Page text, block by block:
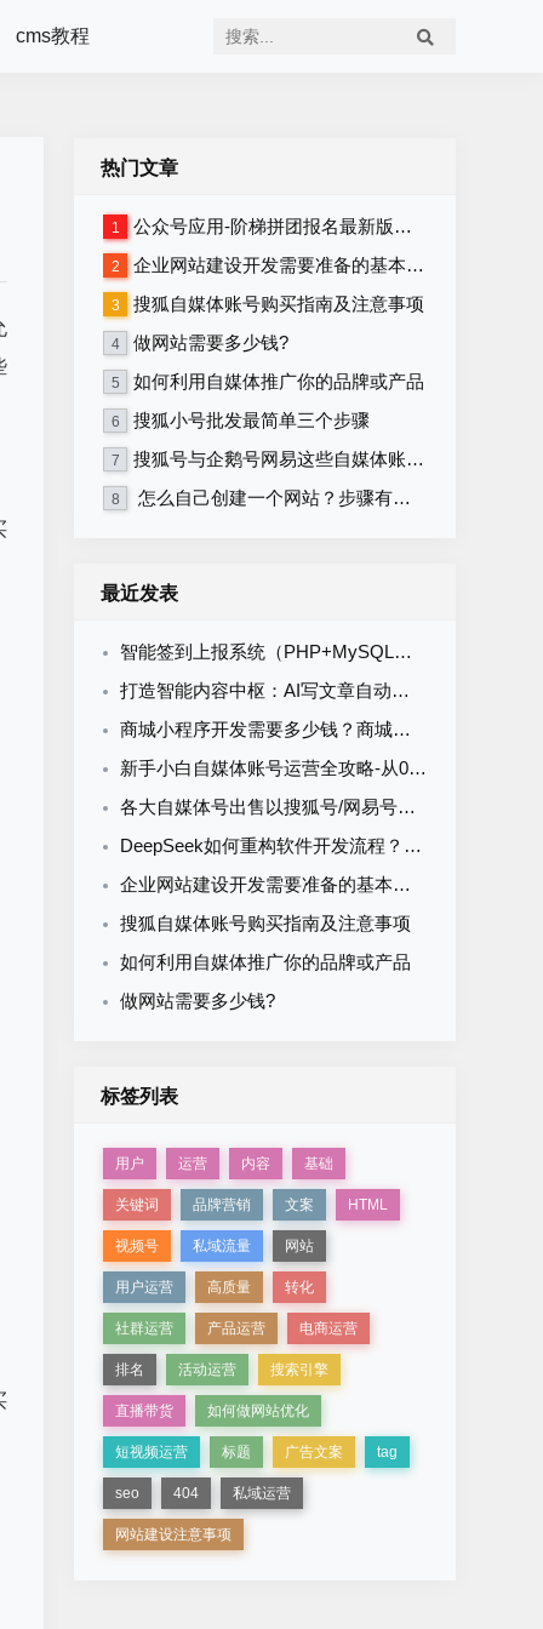
cms教程
热门文章
1 公众号应用-阶梯拼团报名最新版本源码程序
2 企业网站建设开发需要准备的基本资料
3 搜狐自媒体账号购买指南及注意事项
4 做网站需要多少钱?
5 如何利用自媒体推广你的品牌或产品
6 搜狐小号批发最简单三个步骤
7 搜狐号与企鹅号网易这些自媒体账号在哪里购买？
8 怎么自己创建一个网站？步骤有哪些？
最近发表
智能签到上报系统（PHP+MySQL）食堂/企业/学校多场景通用
打造智能内容中枢：AI写文章自动发布系统的定制开发
商城小程序开发需要多少钱？商城小程序开发收费标准
新手小白自媒体账号运营全攻略-从0到1打造购买自媒体账号网易搜索知乎百家号
各大自媒体号出售以搜狐号/网易号为核心的流量与排名解析
DeepSeek如何重构软件开发流程？AI驱动优化的5大实战场景解析
企业网站建设开发需要准备的基本资料
搜狐自媒体账号购买指南及注意事项
如何利用自媒体推广你的品牌或产品
做网站需要多少钱?
标签列表
用户 运营 内容 基础
关键词 品牌营销 文案 HTML
视频号 私域流量 网站
用户运营 高质量 转化
社群运营 产品运营 电商运营
排名 活动运营 搜索引擎
直播带货 如何做网站优化
短视频运营 标题 广告文案 tag
seo 404 私域运营
网站建设注意事项